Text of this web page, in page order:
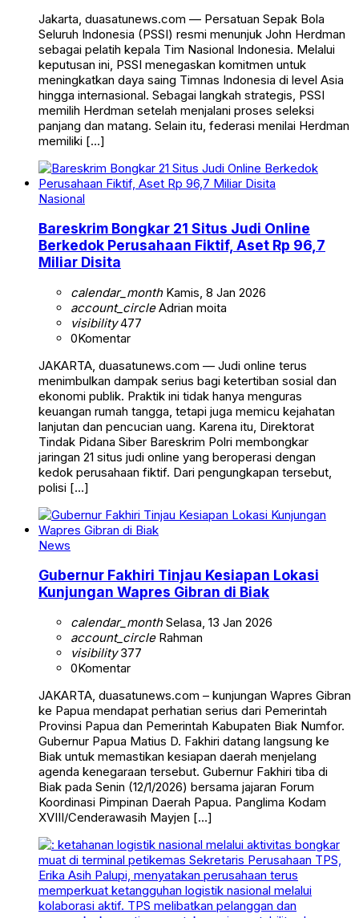
Jakarta, duasatunews.com — Persatuan Sepak Bola
Seluruh Indonesia (PSSI) resmi menunjuk John Herdman
sebagai pelatih kepala Tim Nasional Indonesia. Melalui
keputusan ini, PSSI menegaskan komitmen untuk
meningkatkan daya saing Timnas Indonesia di level Asia
hingga internasional. Sebagai langkah strategis, PSSI
memilih Herdman setelah menjalani proses seleksi
panjang dan matang. Selain itu, federasi menilai Herdman
memiliki […]
Nasional
Bareskrim Bongkar 21 Situs Judi Online
Berkedok Perusahaan Fiktif, Aset Rp 96,7
Miliar Disita
calendar_monthKamis, 8 Jan 2026
account_circleAdrian moita
visibility477
0Komentar
JAKARTA, duasatunews.com — Judi online terus
menimbulkan dampak serius bagi ketertiban sosial dan
ekonomi publik. Praktik ini tidak hanya menguras
keuangan rumah tangga, tetapi juga memicu kejahatan
lanjutan dan pencucian uang. Karena itu, Direktorat
Tindak Pidana Siber Bareskrim Polri membongkar
jaringan 21 situs judi online yang beroperasi dengan
kedok perusahaan fiktif. Dari pengungkapan tersebut,
polisi […]
News
Gubernur Fakhiri Tinjau Kesiapan Lokasi
Kunjungan Wapres Gibran di Biak
calendar_monthSelasa, 13 Jan 2026
account_circleRahman
visibility377
0Komentar
JAKARTA, duasatunews.com – kunjungan Wapres Gibran
ke Papua mendapat perhatian serius dari Pemerintah
Provinsi Papua dan Pemerintah Kabupaten Biak Numfor.
Gubernur Papua Matius D. Fakhiri datang langsung ke
Biak untuk memastikan kesiapan daerah menjelang
agenda kenegaraan tersebut. Gubernur Fakhiri tiba di
Biak pada Senin (12/1/2026) bersama jajaran Forum
Koordinasi Pimpinan Daerah Papua. Panglima Kodam
XVIII/Cenderawasih Mayjen […]